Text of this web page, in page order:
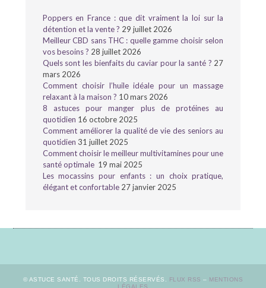
Poppers en France : que dit vraiment la loi sur la
détention et la vente ? 29 juillet 2026
Meilleur CBD sans THC : quelle gamme choisir selon
vos besoins ? 28 juillet 2026
Quels sont les bienfaits du caviar pour la santé ? 27
mars 2026
Comment choisir l’huile idéale pour un massage
relaxant à la maison ? 10 mars 2026
8 astuces pour manger plus de protéines au
quotidien 16 octobre 2025
Comment améliorer la qualité de vie des seniors au
quotidien 31 juillet 2025
Comment choisir le meilleur multivitamines pour une
santé optimale 19 mai 2025
Les mocassins pour enfants : un choix pratique,
élégant et confortable 27 janvier 2025
© ASTUCE SANTÉ. TOUS DROITS RÉSERVÉS. FLUX RSS – MENTIONS
LÉGALES